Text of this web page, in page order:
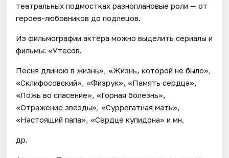
театральных подмостках разноплановые роли — от
героев-любовников до подлецов.
Из фильмографии актёра можно выделить сериалы и
фильмы: «Утесов.
Песня длиною в жизнь», «Жизнь, которой не было»,
«Склифосовский», «Физрук», «Память сердца»,
«Ложь во спасение», «Горная болезнь»,
«Отражение звезды», «Суррогатная мать»,
«Настоящий папа», «Сердце купидона» и мн.
др.